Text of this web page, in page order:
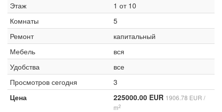
Этаж
1 от 10
Комнаты
5
Ремонт
капитальный
Мебель
вся
Удобства
все
Просмотров сегодня
3
Цена
225000.00 EUR 1906.78 EUR /
m2